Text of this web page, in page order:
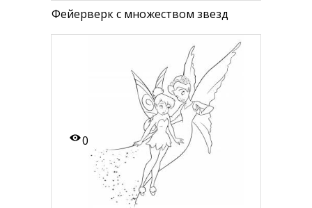
Фейерверк с множеством звезд
0